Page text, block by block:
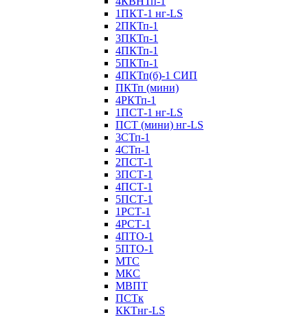
1ПКТ-1 нг-LS
2ПКТп-1
3ПКТп-1
4ПКТп-1
5ПКТп-1
4ПКТп(б)-1 СИП
ПКТп (мини)
4РКТп-1
1ПСТ-1 нг-LS
ПСТ (мини) нг-LS
3СТп-1
4СТп-1
2ПСТ-1
3ПСТ-1
4ПСТ-1
5ПСТ-1
1РСТ-1
4РСТ-1
4ПТО-1
5ПТО-1
МТС
МКС
МВПТ
ПСТк
ККТнг-LS